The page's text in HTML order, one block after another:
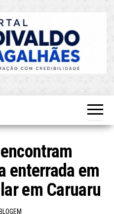
Atualizado!
enterrada em
em Caruaru
BLOGEM